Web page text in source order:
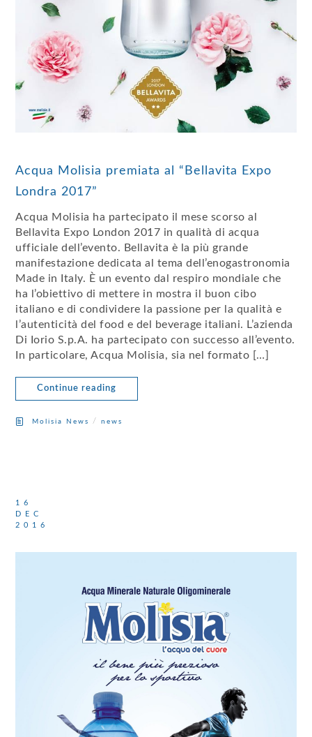
Acqua Molisia premiata al “Bellavita Expo
Londra 2017”
Acqua Molisia ha partecipato il mese scorso al
Bellavita Expo London 2017 in qualità di acqua
ufficiale dell’evento. Bellavita è la più grande
manifestazione dedicata al tema dell’enogastronomia
Made in Italy. È un evento dal respiro mondiale che
ha l’obiettivo di mettere in mostra il buon cibo
italiano e di condividere la passione per la qualità e
l’autenticità del food e del beverage italiani. L’azienda
Di Iorio S.p.A. ha partecipato con successo all’evento.
In particolare, Acqua Molisia, sia nel formato […]
Continue reading
Molisia News /news
16
DEC
2016